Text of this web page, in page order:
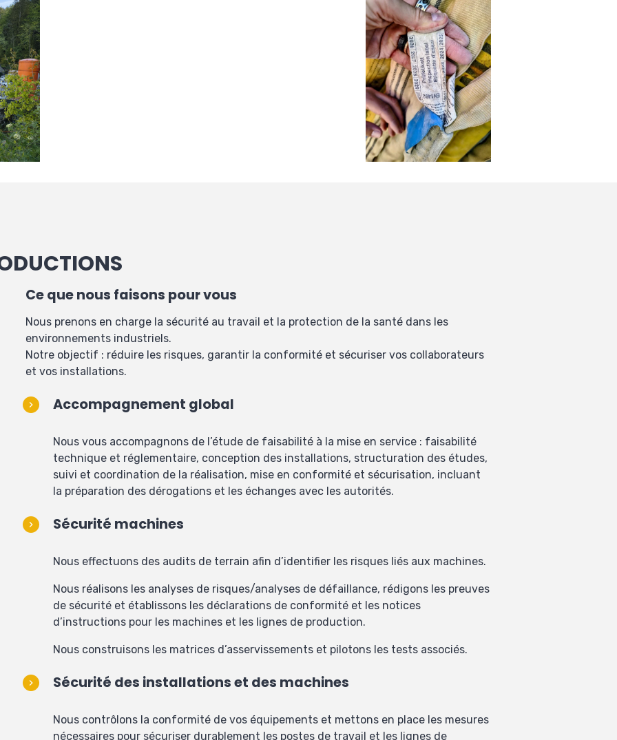
Ce que nous faisons pour vous
Nous prenons en charge la sécurité au travail et la protection de la santé dans les
environnements industriels.
Notre objectif : réduire les risques, garantir la conformité et sécuriser vos collaborateurs
et vos installations.
Accompagnement global
Nous vous accompagnons de l’étude de faisabilité à la mise en service : faisabilité
technique et réglementaire, conception des installations, structuration des études,
suivi et coordination de la réalisation, mise en conformité et sécurisation, incluant
la préparation des dérogations et les échanges avec les autorités.
Sécurité machines
Nous effectuons des audits de terrain afin d’identifier les risques liés aux machines.
Nous réalisons les analyses de risques/analyses de défaillance, rédigons les preuves
de sécurité et établissons les déclarations de conformité et les notices
d’instructions pour les machines et les lignes de production.
Nous construisons les matrices d’asservissements et pilotons les tests associés.
Sécurité des installations et des machines
Nous contrôlons la conformité de vos équipements et mettons en place les mesures
nécessaires pour sécuriser durablement les postes de travail et les lignes de